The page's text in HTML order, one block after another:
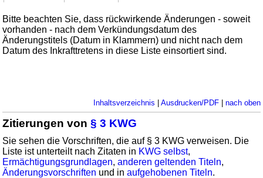
Bitte beachten Sie, dass rückwirkende Änderungen - soweit
vorhanden - nach dem Verkündungsdatum des
Änderungstitels (Datum in Klammern) und nicht nach dem
Datum des Inkrafttretens in diese Liste einsortiert sind.
Inhaltsverzeichnis | Ausdrucken/PDF| nach oben
Zitierungen von§ 3 KWG
Sie sehen die Vorschriften, die auf § 3 KWG verweisen. Die
Liste ist unterteilt nach Zitaten in KWG selbst,
Ermächtigungsgrundlagen,anderen geltenden Titeln,
Änderungsvorschriften und inaufgehobenen Titeln.